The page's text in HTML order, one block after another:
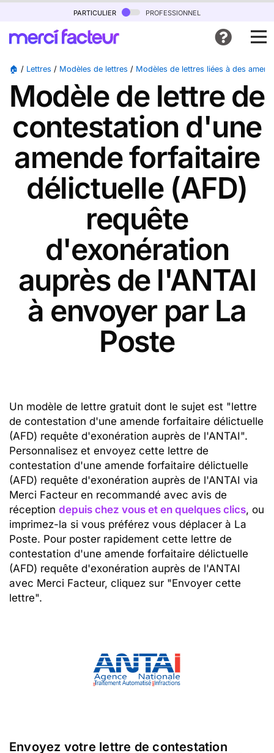
particulier professionnel
🏠 / Lettres / Modèles de lettres / Modèles de lettres liées à des
Modèle de lettre de
contestation d'une
amende forfaitaire
délictuelle (AFD)
requête
d'exonération
auprès de l'ANTAI
à envoyer par La
Poste
Un modèle de lettre gratuit dont le sujet est "lettre
de contestation d'une amende forfaitaire délictuelle
(AFD) requête d'exonération auprès de l'ANTAI".
Personnalisez et envoyez cette lettre de
contestation d'une amende forfaitaire délictuelle
(AFD) requête d'exonération auprès de l'ANTAI via
Merci Facteur en recommandé avec avis de
réception depuis chez vous et en quelques clics, ou
imprimez-la si vous préférez vous déplacer à La
Poste. Pour poster rapidement cette lettre de
contestation d'une amende forfaitaire délictuelle
(AFD) requête d'exonération auprès de l'ANTAI
avec Merci Facteur, cliquez sur "Envoyer cette
lettre".
Envoyez votre lettre de contestation